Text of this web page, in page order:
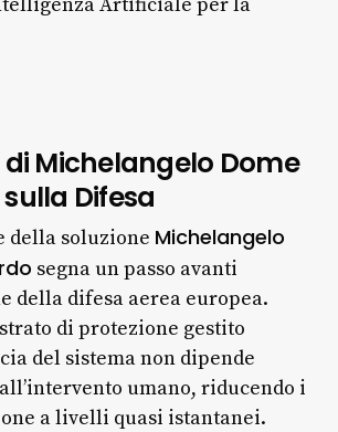
di Michelangelo Dome
Difesa
della soluzione Michelangelo
segna un passo avanti
della difesa aerea europea.
di protezione gestito
del sistema non dipende
umano, riducendo i
a livelli quasi istantanei.